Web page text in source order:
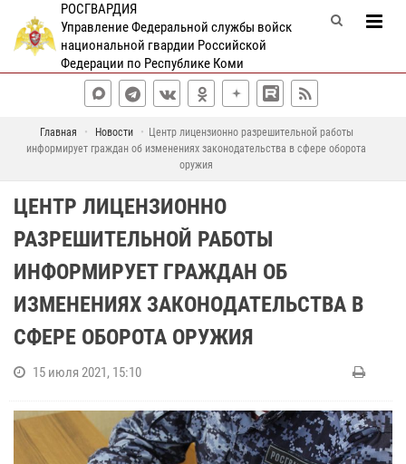
РОСГВАРДИЯ
Управление Федеральной службы войск
национальной гвардии Российской
Федерации по Республике Коми
Главная Новости
Центр лицензионно разрешительной работы
информирует граждан об изменениях законодательства в сфере оборота
оружия
ЦЕНТР ЛИЦЕНЗИОННО
РАЗРЕШИТЕЛЬНОЙ РАБОТЫ
ИНФОРМИРУЕТ ГРАЖДАН ОБ
ИЗМЕНЕНИЯХ ЗАКОНОДАТЕЛЬСТВА В
СФЕРЕ ОБОРОТА ОРУЖИЯ
15 июля 2021, 15:10